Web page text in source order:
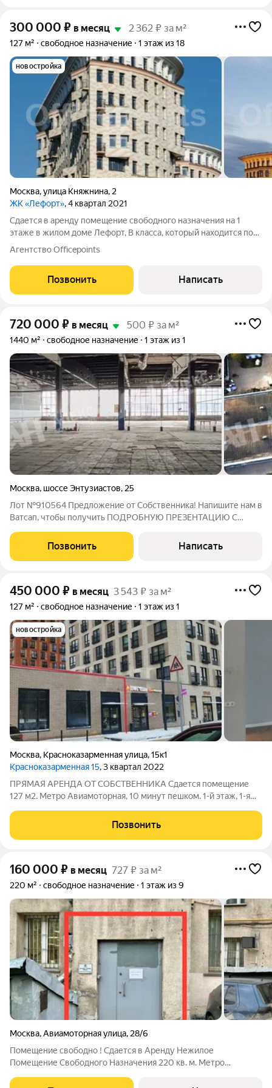
300 000 ₽ в месяц 2 362 ₽ за м²
127 м² свободное назначение 1 этаж из 18
новостройка
Москва,улица Княжнина, 2
ЖК «Лефорт», 4 квартал 2021
Сдается в аренду помещение свободного назначения на 1
этаже в жилом доме Лефорт, В класса, который находится по
адресу: ул. Княжнина, д. 2. Шаговая доступность от м.
Лефортово. Удобный выезд на Рубцовскую набережную и ТТК.
Помещение без отделки,
Агентство Officepoints
Позвонить Написать
720 000 ₽ в месяц 500 ₽ за м²
1440 м² свободное назначение 1 этаж из 1
Москва, шоссе Энтузиастов, 25
Лот №910564 Предложение от Собственника! Напишите нам в
Ватсап, чтобы получить ПОДРОБНУЮ ПРЕЗЕНТАЦИЮ С
помещение на первой линии под склад или производство,
расположенное в 10 минутах от станций метро
Позвонить Написать
450 000 ₽ в месяц 3 543 ₽ за м²
127 м² свободное назначение 1 этаж из 1
новостройка
Москва, Красноказарменная улица,15к1
Красноказарменная 15, 3 квартал 2022
ПРЯМАЯ АРЕНДА ОТ СОБСТВЕННИКА Сдается помещение
127 м2. Метро Авиамоторная, 10 минут пешком. 1-й этаж, 1-я
потолков: 4,00 м. Коммуникации: отопление, гвс, хвс. Налоги:
УСН. Идеальное использование:
Позвонить
160 000 ₽ в месяц 727 ₽ за м²
220 м² свободное назначение 1 этаж из 9
Москва,Авиамоторная улица, 28/6
Помещение свободно ! Сдается в Аренду Нежилое
Помещение Свободного Назначения 220 кв. м. Метро